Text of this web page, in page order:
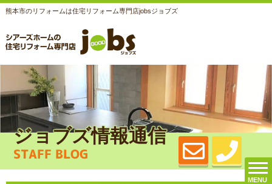
熊本市のリフォームは住宅リフォーム専門店jobsジョブズ
MENU
ジョブズ情報通信
STAFF BLOG